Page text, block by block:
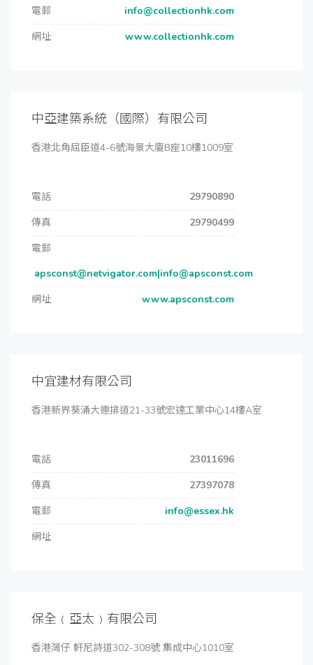
電郵
info@collectionhk.com
網址
www.collectionhk.com
中亞建築系統（國際）有限公司
香港北角屈臣道4-6號海景大廈B座10樓1009室
電話
29790890
傳真
29790499
電郵
apsconst@netvigator.com|info@apsconst.com
網址
www.apsconst.com
中宜建材有限公司
香港新界葵涌大連排道21-33號宏達工業中心14樓A室
電話
23011696
傳真
27397078
電郵
info@essex.hk
網址
保全﹙亞太﹚有限公司
香港灣仔 軒尼詩道302-308號 集成中心1010室